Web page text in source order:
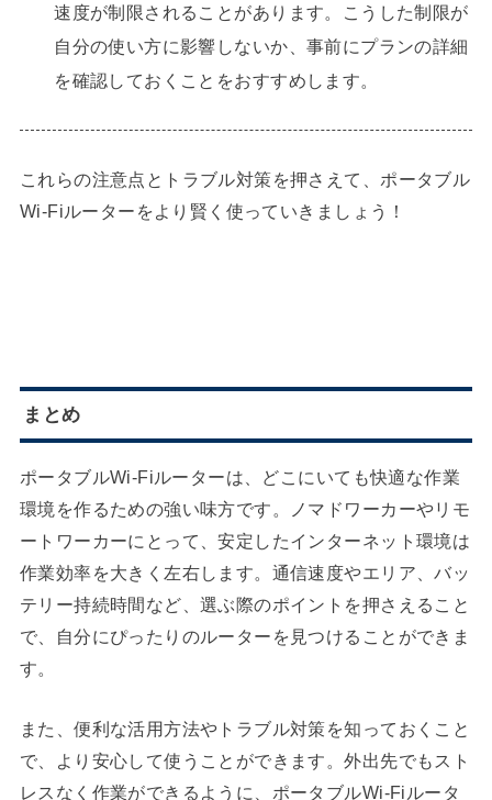
速度が制限されることがあります。こうした制限が
自分の使い方に影響しないか、事前にプランの詳細
を確認しておくことをおすすめします。
これらの注意点とトラブル対策を押さえて、ポータブル
Wi-Fiルーターをより賢く使っていきましょう！
まとめ
ポータブルWi-Fiルーターは、どこにいても快適な作業
環境を作るための強い味方です。ノマドワーカーやリモ
ートワーカーにとって、安定したインターネット環境は
作業効率を大きく左右します。通信速度やエリア、バッ
テリー持続時間など、選ぶ際のポイントを押さえること
で、自分にぴったりのルーターを見つけることができま
す。
また、便利な活用方法やトラブル対策を知っておくこと
で、より安心して使うことができます。外出先でもスト
レスなく作業ができるように、ポータブルWi-Fiルータ